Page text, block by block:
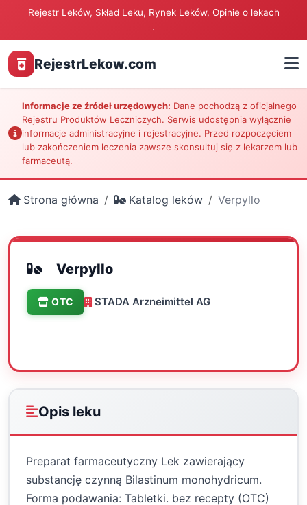
Rejestr Leków, Skład Leku, Rynek Leków, Opinie o lekach
.
RejestrLekow.com
Informacje ze źródeł urzędowych: Dane pochodzą z oficjalnego
Rejestru Produktów Leczniczych. Serwis udostępnia wyłącznie
informacje administracyjne i rejestracyjne. Przed rozpoczęciem
lub zakończeniem leczenia zawsze skonsultuj się z lekarzem lub
farmaceutą.
Strona główna Katalog leków Verpyllo
Verpyllo
OTC STADA Arzneimittel AG
Opis leku
Preparat farmaceutyczny Lek zawierający
substancję czynną Bilastinum monohydricum.
Forma podawania: Tabletki. bez recepty (OTC)